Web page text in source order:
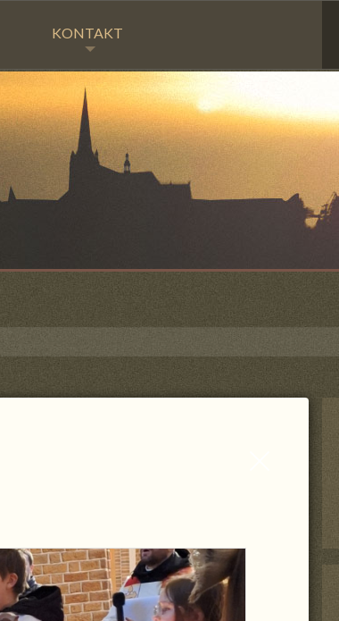
KONTAKT